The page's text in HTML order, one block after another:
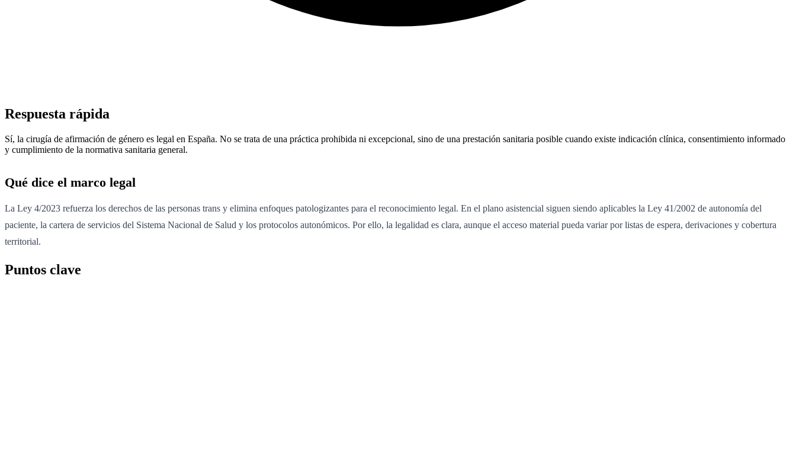
Respuesta rápida
Sí, la cirugía de afirmación de género es legal en España. No se trata de una práctica prohibida ni excepcional, sino de una prestación sanitaria posible cuando existe indicación clínica, consentimiento informado
y cumplimiento de la normativa sanitaria general.
Qué dice el marco legal
La Ley 4/2023 refuerza los derechos de las personas trans y elimina enfoques patologizantes para el reconocimiento legal. En el plano asistencial siguen siendo aplicables la Ley 41/2002 de autonomía del
paciente, la cartera de servicios del Sistema Nacional de Salud y los protocolos autonómicos. Por ello, la legalidad es clara, aunque el acceso material pueda variar por listas de espera, derivaciones y cobertura
territorial.
Puntos clave